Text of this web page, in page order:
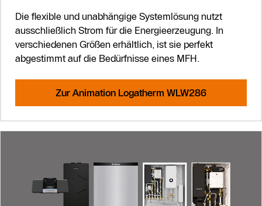
Die flexible und unabhängige Systemlösung nutzt
ausschließlich Strom für die Energieerzeugung. In
verschiedenen Größen erhältlich, ist sie perfekt
abgestimmt auf die Bedürfnisse eines MFH.
Zur Animation Logatherm WLW286